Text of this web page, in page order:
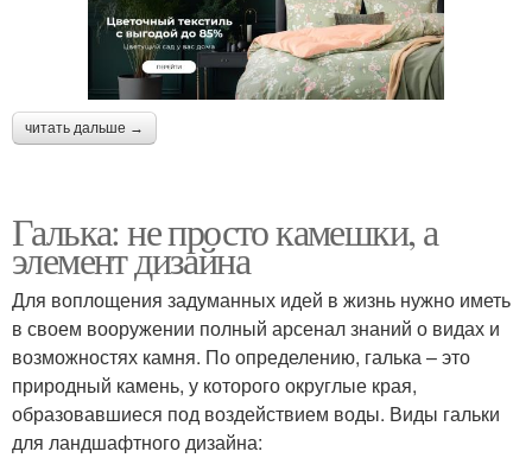
читать дальше →
Галька: не просто камешки, а
элемент дизайна
Для воплощения задуманных идей в жизнь нужно иметь
в своем вооружении полный арсенал знаний о видах и
возможностях камня. По определению, галька – это
природный камень, у которого округлые края,
образовавшиеся под воздействием воды. Виды гальки
для ландшафтного дизайна: